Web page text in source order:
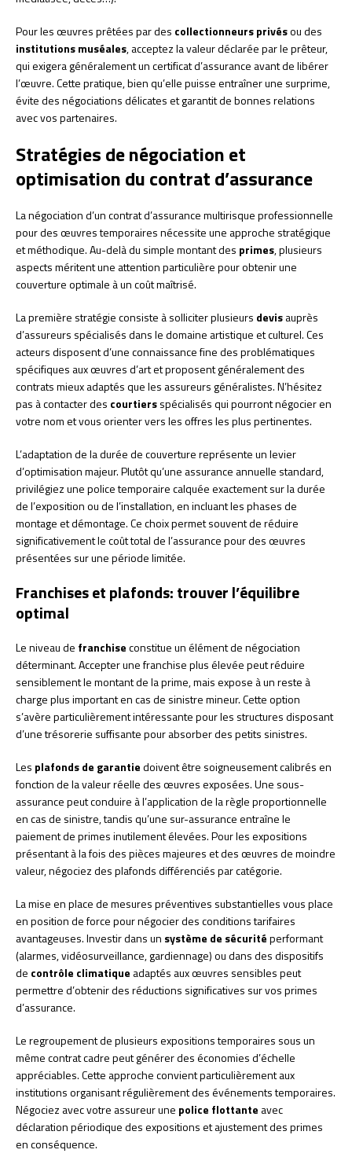
Pour les œuvres prêtées par des collectionneurs privésou des
institutions muséales, acceptez la valeur déclarée par le prêteur,
qui exigera généralement un certificat d’assurance avant de libérer
l’œuvre. Cette pratique, bien qu’elle puisse entraîner une surprime,
évite des négociations délicates et garantit de bonnes relations
avec vos partenaires.
Stratégies de négociation et
optimisation du contrat d’assurance
La négociation d’un contrat d’assurance multirisque professionnelle
pour des œuvres temporaires nécessite une approche stratégique
et méthodique. Au-delà du simple montant des primes, plusieurs
aspects méritent une attention particulière pour obtenir une
couverture optimale à un coût maîtrisé.
La première stratégie consiste à solliciter plusieurs devisauprès
d’assureurs spécialisés dans le domaine artistique et culturel. Ces
acteurs disposent d’une connaissance fine des problématiques
spécifiques aux œuvres d’art et proposent généralement des
contrats mieux adaptés que les assureurs généralistes. N’hésitez
pas à contacter des courtiersspécialisés qui pourront négocier en
votre nom et vous orienter vers les offres les plus pertinentes.
L’adaptation de la durée de couverture représente un levier
d’optimisation majeur. Plutôt qu’une assurance annuelle standard,
privilégiez une police temporaire calquée exactement sur la durée
de l’exposition ou de l’installation, en incluant les phases de
montage et démontage. Ce choix permet souvent de réduire
significativement le coût total de l’assurance pour des œuvres
présentées sur une période limitée.
Franchises et plafonds: trouver l’équilibre
optimal
Le niveau de franchiseconstitue un élément de négociation
déterminant. Accepter une franchise plus élevée peut réduire
sensiblement le montant de la prime, mais expose à un reste à
charge plus important en cas de sinistre mineur. Cette option
s’avère particulièrement intéressante pour les structures disposant
d’une trésorerie suffisante pour absorber des petits sinistres.
Les plafonds de garantiedoivent être soigneusement calibrés en
fonction de la valeur réelle des œuvres exposées. Une sous-
assurance peut conduire à l’application de la règle proportionnelle
en cas de sinistre, tandis qu’une sur-assurance entraîne le
paiement de primes inutilement élevées. Pour les expositions
présentant à la fois des pièces majeures et des œuvres de moindre
valeur, négociez des plafonds différenciés par catégorie.
La mise en place de mesures préventives substantielles vous place
en position de force pour négocier des conditions tarifaires
avantageuses. Investir dans un système de sécuritéperformant
(alarmes, vidéosurveillance, gardiennage) ou dans des dispositifs
de contrôle climatique adaptés aux œuvres sensibles peut
permettre d’obtenir des réductions significatives sur vos primes
d’assurance.
Le regroupement de plusieurs expositions temporaires sous un
même contrat cadre peut générer des économies d’échelle
appréciables. Cette approche convient particulièrement aux
institutions organisant régulièrement des événements temporaires.
Négociez avec votre assureur une police flottante avec
déclaration périodique des expositions et ajustement des primes
en conséquence.